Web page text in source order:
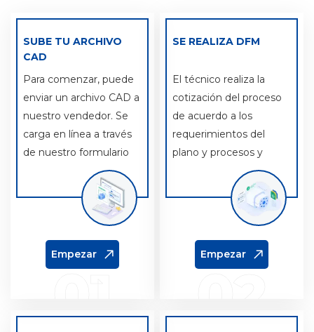
SUBE TU ARCHIVO
CAD
Para comenzar, puede
enviar un archivo CAD a
nuestro vendedor. Se
carga en línea a través
de nuestro formulario
de cotización con los
detalles de su proyecto.
Empezar
SE REALIZA DFM
El técnico realiza la
cotización del proceso
de acuerdo a los
requerimientos del
plano y procesos y
máquinas herramienta
Empezar